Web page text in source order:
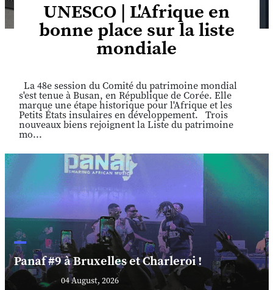
UNESCO | L'Afrique en
bonne place sur la liste
mondiale
La 48e session du Comité du patrimoine mondial
s'est tenue à Busan, en République de Corée. Elle
marque une étape historique pour l'Afrique et les
Petits États insulaires en développement. Trois
nouveaux biens rejoignent la Liste du patrimoine
mo...
Panaf #9 à Bruxelles et Charleroi !
04 August, 2026